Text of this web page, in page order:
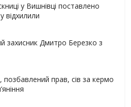
у Вишнівці поставлено
відхилили
захисник Дмитро Березко з
позбавлений прав, сів за кермо